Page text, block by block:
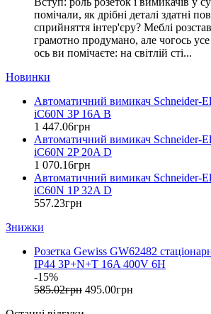
EAE Electric
Eastron (Китай)
Eaton (США)
ElectrO (Україна)
EON (Таїланд)
ETI (Словенія)
ETREL (Словенія)
Evrosvet (Україна)
Extherm (Німеччина)
F&F (Польща)
FRER (Італія)
FS (Україна)
Galkat (Україна)
GENERICA (Китай)
Gewiss (Італія)
Ginlong Solis (Китай)
помічали, як дрібні деталі здатні
сприйняття інтер'єру? Меблі
грамотно продумано, але чогось
ось ви помічаєте: на світлій сті...
Новинки
Автоматичний вимикач Schneider-
iC60N 3P 16A B
1 447.06грн
Автоматичний вимикач Schneider-
iC60N 2P 20A D
1 070.16грн
Автоматичний вимикач Schneider-
iC60N 1P 32A D
557.23грн
Знижки
Розетка Gewiss GW62482
IP44 3P+N+T 16A 400V 6H
-15%
585.02грн 495.00грн